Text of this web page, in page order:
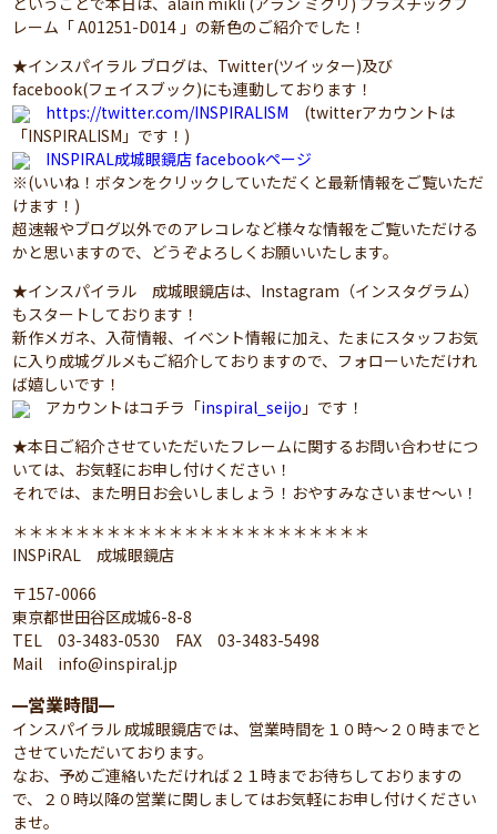
レーム「 A01251-D014 」の新色のご紹介でした！
★インスパイラル ブログは、Twitter(ツイッター)及び
facebook(フェイスブック)にも連動しております！
https://twitter.com/INSPIRALISM (twitterアカウントは
「INSPIRALISM」です！)
INSPIRAL成城眼鏡店 facebookページ
※(いいね！ボタンをクリックしていただくと最新情報をご覧いただ
けます！)
超速報やブログ以外でのアレコレなど様々な情報をご覧いただける
かと思いますので、どうぞよろしくお願いいたします。
★インスパイラル 成城眼鏡店は、Instagram（インスタグラム）
もスタートしております！
新作メガネ、入荷情報、イベント情報に加え、たまにスタッフお気
に入り成城グルメもご紹介しておりますので、フォローいただけれ
ば嬉しいです！
アカウントはコチラ「inspiral_seijo 」です！
★本日ご紹介させていただいたフレームに関するお問い合わせにつ
いては、お気軽にお申し付けください！
それでは、また明日お会いしましょう！おやすみなさいませ～い！
＊＊＊＊＊＊＊＊＊＊＊＊＊＊＊＊＊＊＊＊＊＊＊
INSPiRAL 成城眼鏡店
〒157-0066
東京都世田谷区成城6-8-8
TEL 03-3483-0530 FAX 03-3483-5498
Mail info@inspiral.jp
━営業時間━
インスパイラル 成城眼鏡店では、営業時間を１０時～２０時までと
させていただいております。
なお、予めご連絡いただければ２１時までお待ちしておりますの
で、２０時以降の営業に関しましてはお気軽にお申し付けください
ませ。